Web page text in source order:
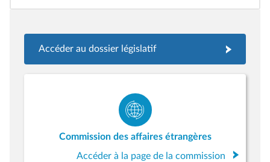
Accéder au dossier législatif
Commission des affaires étrangères
Accéder à la page de la commission